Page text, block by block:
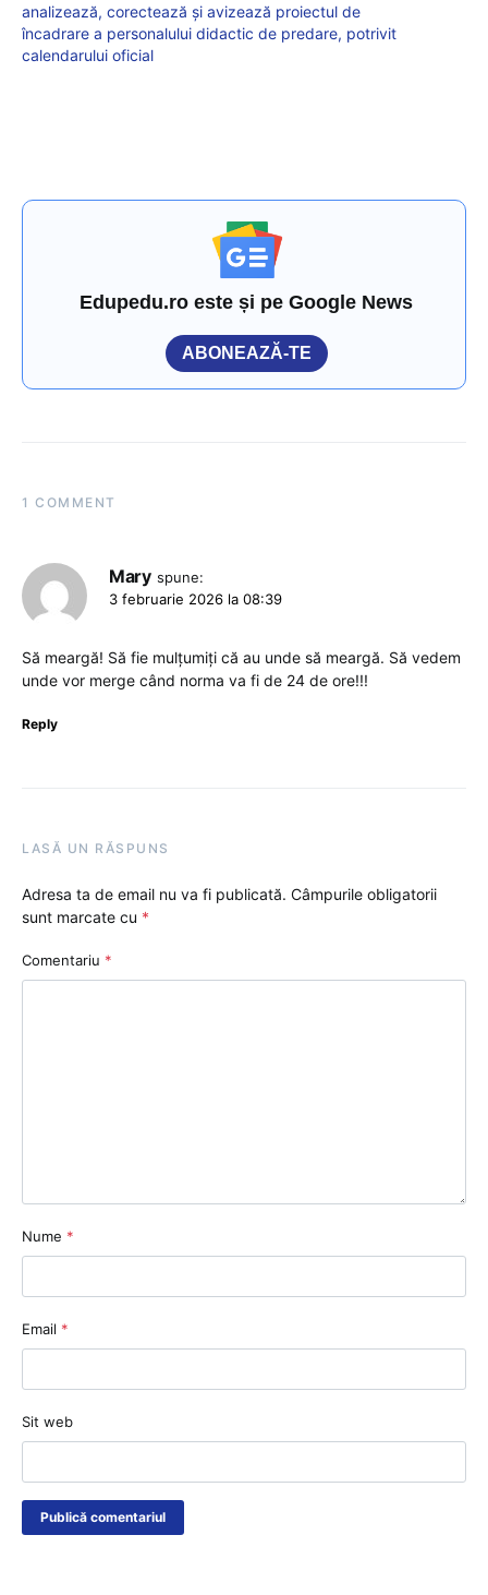
analizează, corectează și avizează proiectul de
încadrare a personalului didactic de predare, potrivit
calendarului oficial
Edupedu.ro este și pe Google News
ABONEAZĂ-TE
1 COMMENT
Mary spune:
3 februarie 2026 la 08:39
Să meargă! Să fie mulțumiți că au unde să meargă. Să vedem
unde vor merge când norma va fi de 24 de ore!!!
Reply
LASĂ UN RĂSPUNS
Adresa ta de email nu va fi publicată. Câmpurile obligatorii
sunt marcate cu *
Comentariu *
Nume *
Email *
Sit web